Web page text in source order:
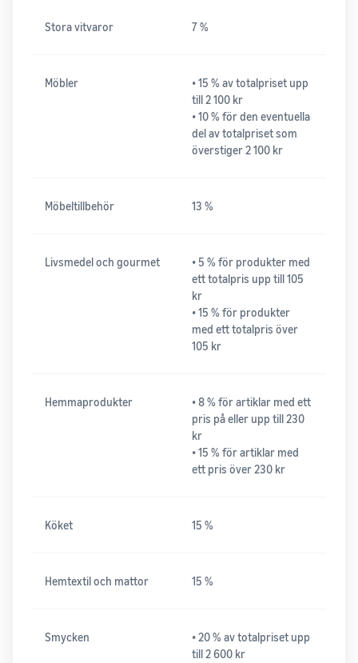
Stora vitvaror 7 %
Möbler
• 15 % av totalpriset upp
till 2 100 kr
• 10 % för den eventuella
del av totalpriset som
överstiger 2 100 kr
Möbeltillbehör 13 %
Livsmedel och gourmet
• 5 % för produkter med
ett totalpris upp till 105
kr
• 15 % för produkter
med ett totalpris över
105 kr
Hemmaprodukter
• 8 % för artiklar med ett
pris på eller upp till 230
kr
• 15 % för artiklar med
ett pris över 230 kr
Köket 15 %
Hemtextil och mattor 15 %
Smycken
• 20 % av totalpriset upp
till 2 600 kr